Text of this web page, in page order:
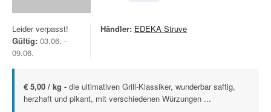
Leider verpasst!
Gültig: 03.06. -
09.06.
Händler: EDEKA Struve
€ 5,00 / kg - die ultimativen Grill-Klassiker, wunderbar saftig,
herzhaft und pikant, mit verschiedenen Würzungen ...